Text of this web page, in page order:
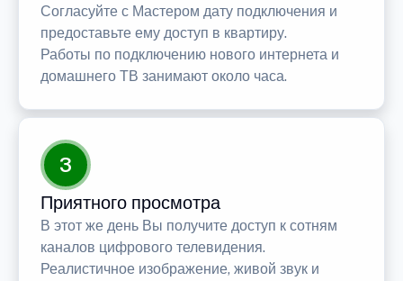
Согласуйте с Мастером дату подключения и
предоставьте ему доступ в квартиру.
Работы по подключению нового интернета и
домашнего ТВ занимают около часа.
3
Приятного просмотра
В этот же день Вы получите доступ к сотням
каналов цифрового телевидения.
Реалистичное изображение, живой звук и